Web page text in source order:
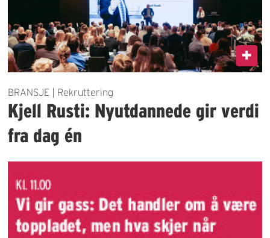
BRANSJE | Rekruttering
Kjell Rusti: Nyutdannede gir verdi
fra dag én